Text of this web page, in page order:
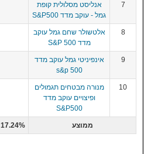
7
אנליסט מסלולית קופת
גמל - עוקב מדד S&P500
8
אלטשולר שחם גמל עוקב
מדד S&P 500
9
אינפיניטי גמל עוקב מדד
s&p 500
10
מנורה מבטחים תגמולים
ופיצויים עוקב מדד
S&P500
ממוצע 17.24%